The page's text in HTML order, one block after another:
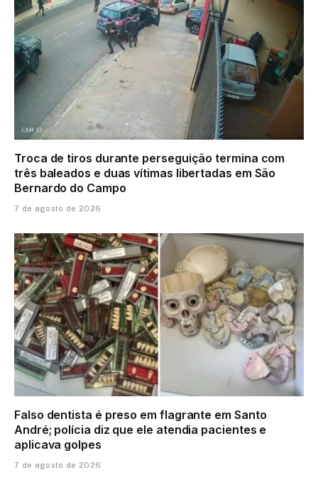
Troca de tiros durante perseguição termina com
três baleados e duas vítimas libertadas em São
Bernardo do Campo
7 de agosto de 2026
Falso dentista é preso em flagrante em Santo
André; polícia diz que ele atendia pacientes e
aplicava golpes
7 de agosto de 2026